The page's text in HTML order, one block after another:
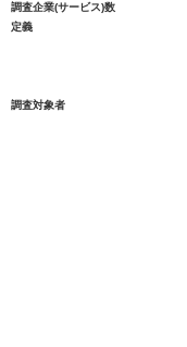
調査企業(サービス)数
定義
調査対象者